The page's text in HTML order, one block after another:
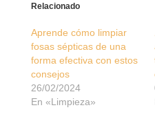
Relacionado
Aprende cómo limpiar
fosas sépticas de una
forma efectiva con estos
consejos
26/02/2024
En «Limpieza»